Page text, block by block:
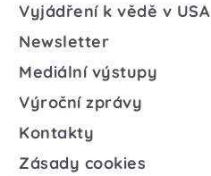
Vyjádření k vědě v USA
Newsletter
Mediální výstupy
Výroční zprávy
Kontakty
Zásady cookies